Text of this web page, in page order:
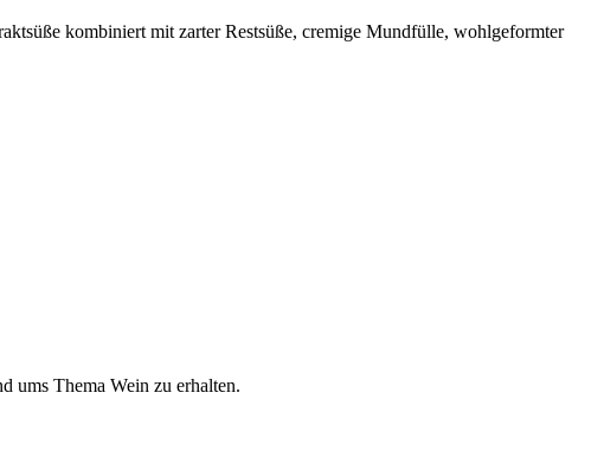
kombiniert mit zarter Restsüße, cremige Mundfülle, wohlgeformter
ums Thema Wein zu erhalten.